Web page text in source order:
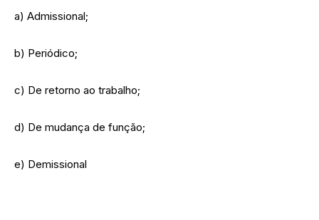
a) Admissional;
b) Periódico;
c) De retorno ao trabalho;
d) De mudança de função;
e) Demissional